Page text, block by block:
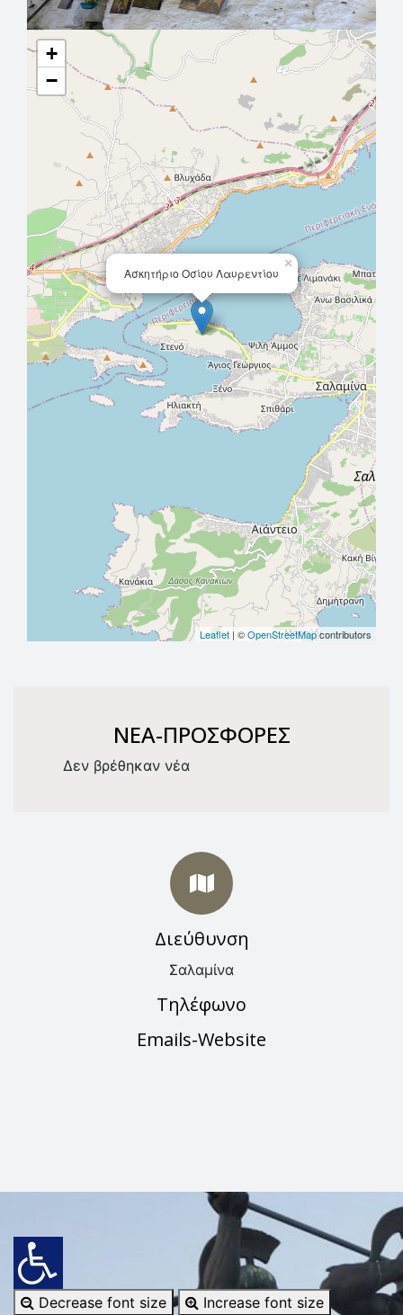
Ασκητήριο Οσίου Λαυρεντίου
×
+
−
Leaflet | ©OpenStreetMapcontributors
NEA-ΠΡΟΣΦΟΡΕΣ
Δεν βρέθηκαν νέα
Διεύθυνση
Σαλαμίνα
Τηλέφωνο
Emails-Website
Decrease font size
Increase font size